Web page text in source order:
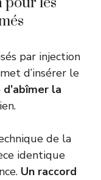
par injection
d’insérer le
la
de la
identique
Un raccord